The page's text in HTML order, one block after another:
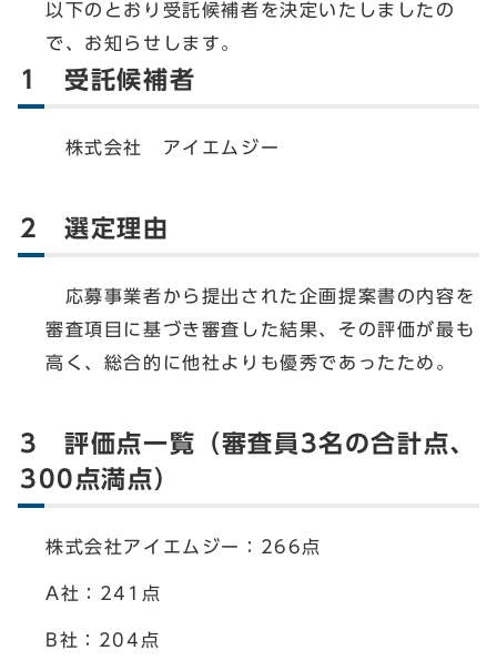
以下のとおり受託候補者を決定いたしましたの
で、お知らせします。
1 受託候補者
株式会社 アイエムジー
2 選定理由
応募事業者から提出された企画提案書の内容を
審査項目に基づき審査した結果、その評価が最も
高く、総合的に他社よりも優秀であったため。
3 評価点一覧（審査員3名の合計点、
300点満点）
株式会社アイエムジー：266点
A社：241点
B社：204点